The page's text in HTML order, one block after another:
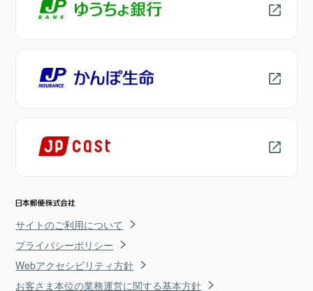
サイトのご利用について
プライバシーポリシー
Webアクセシビリティ方針
お客さま本位の業務運営に関する基本方針